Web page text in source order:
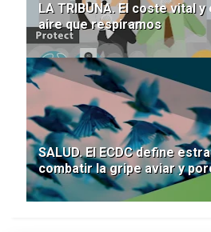
LA TRIBUNA. El coste vital
aire que respiramos
SALUD. El ECDC define
combatir la gripe aviar y